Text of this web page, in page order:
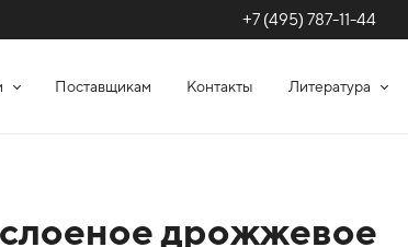
+7 (495) 787-11-44
Поставщикам Контакты Литература
дрожжевое